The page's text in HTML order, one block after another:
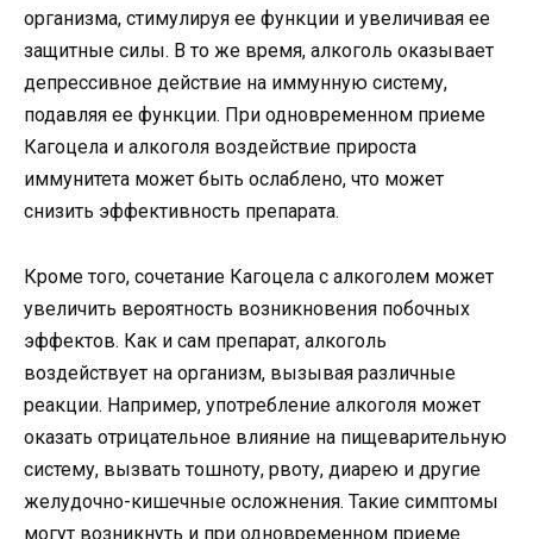
организма, стимулируя ее функции и увеличивая ее
защитные силы. В то же время, алкоголь оказывает
депрессивное действие на иммунную систему,
подавляя ее функции. При одновременном приеме
Кагоцела и алкоголя воздействие прироста
иммунитета может быть ослаблено, что может
снизить эффективность препарата.
Кроме того, сочетание Кагоцела с алкоголем может
увеличить вероятность возникновения побочных
эффектов. Как и сам препарат, алкоголь
воздействует на организм, вызывая различные
реакции. Например, употребление алкоголя может
оказать отрицательное влияние на пищеварительную
систему, вызвать тошноту, рвоту, диарею и другие
желудочно-кишечные осложнения. Такие симптомы
могут возникнуть и при одновременном приеме